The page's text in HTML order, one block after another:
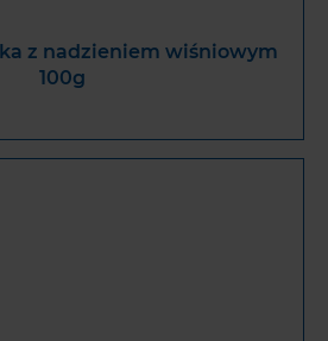
z nadzieniem wiśniowym
100g